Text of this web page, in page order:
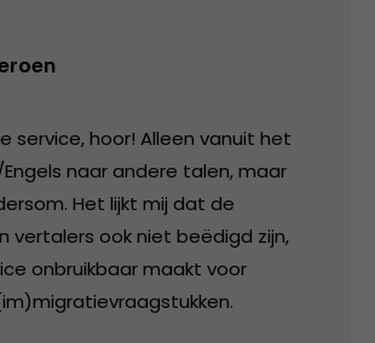
service, hoor! Alleen vanuit het
naar andere talen, maar
Het lijkt mij dat de
vertalers ook niet beëdigd zijn,
onbruikbaar maakt voor